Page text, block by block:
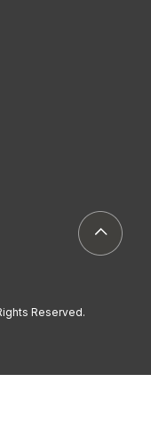
ページ
Reserved.